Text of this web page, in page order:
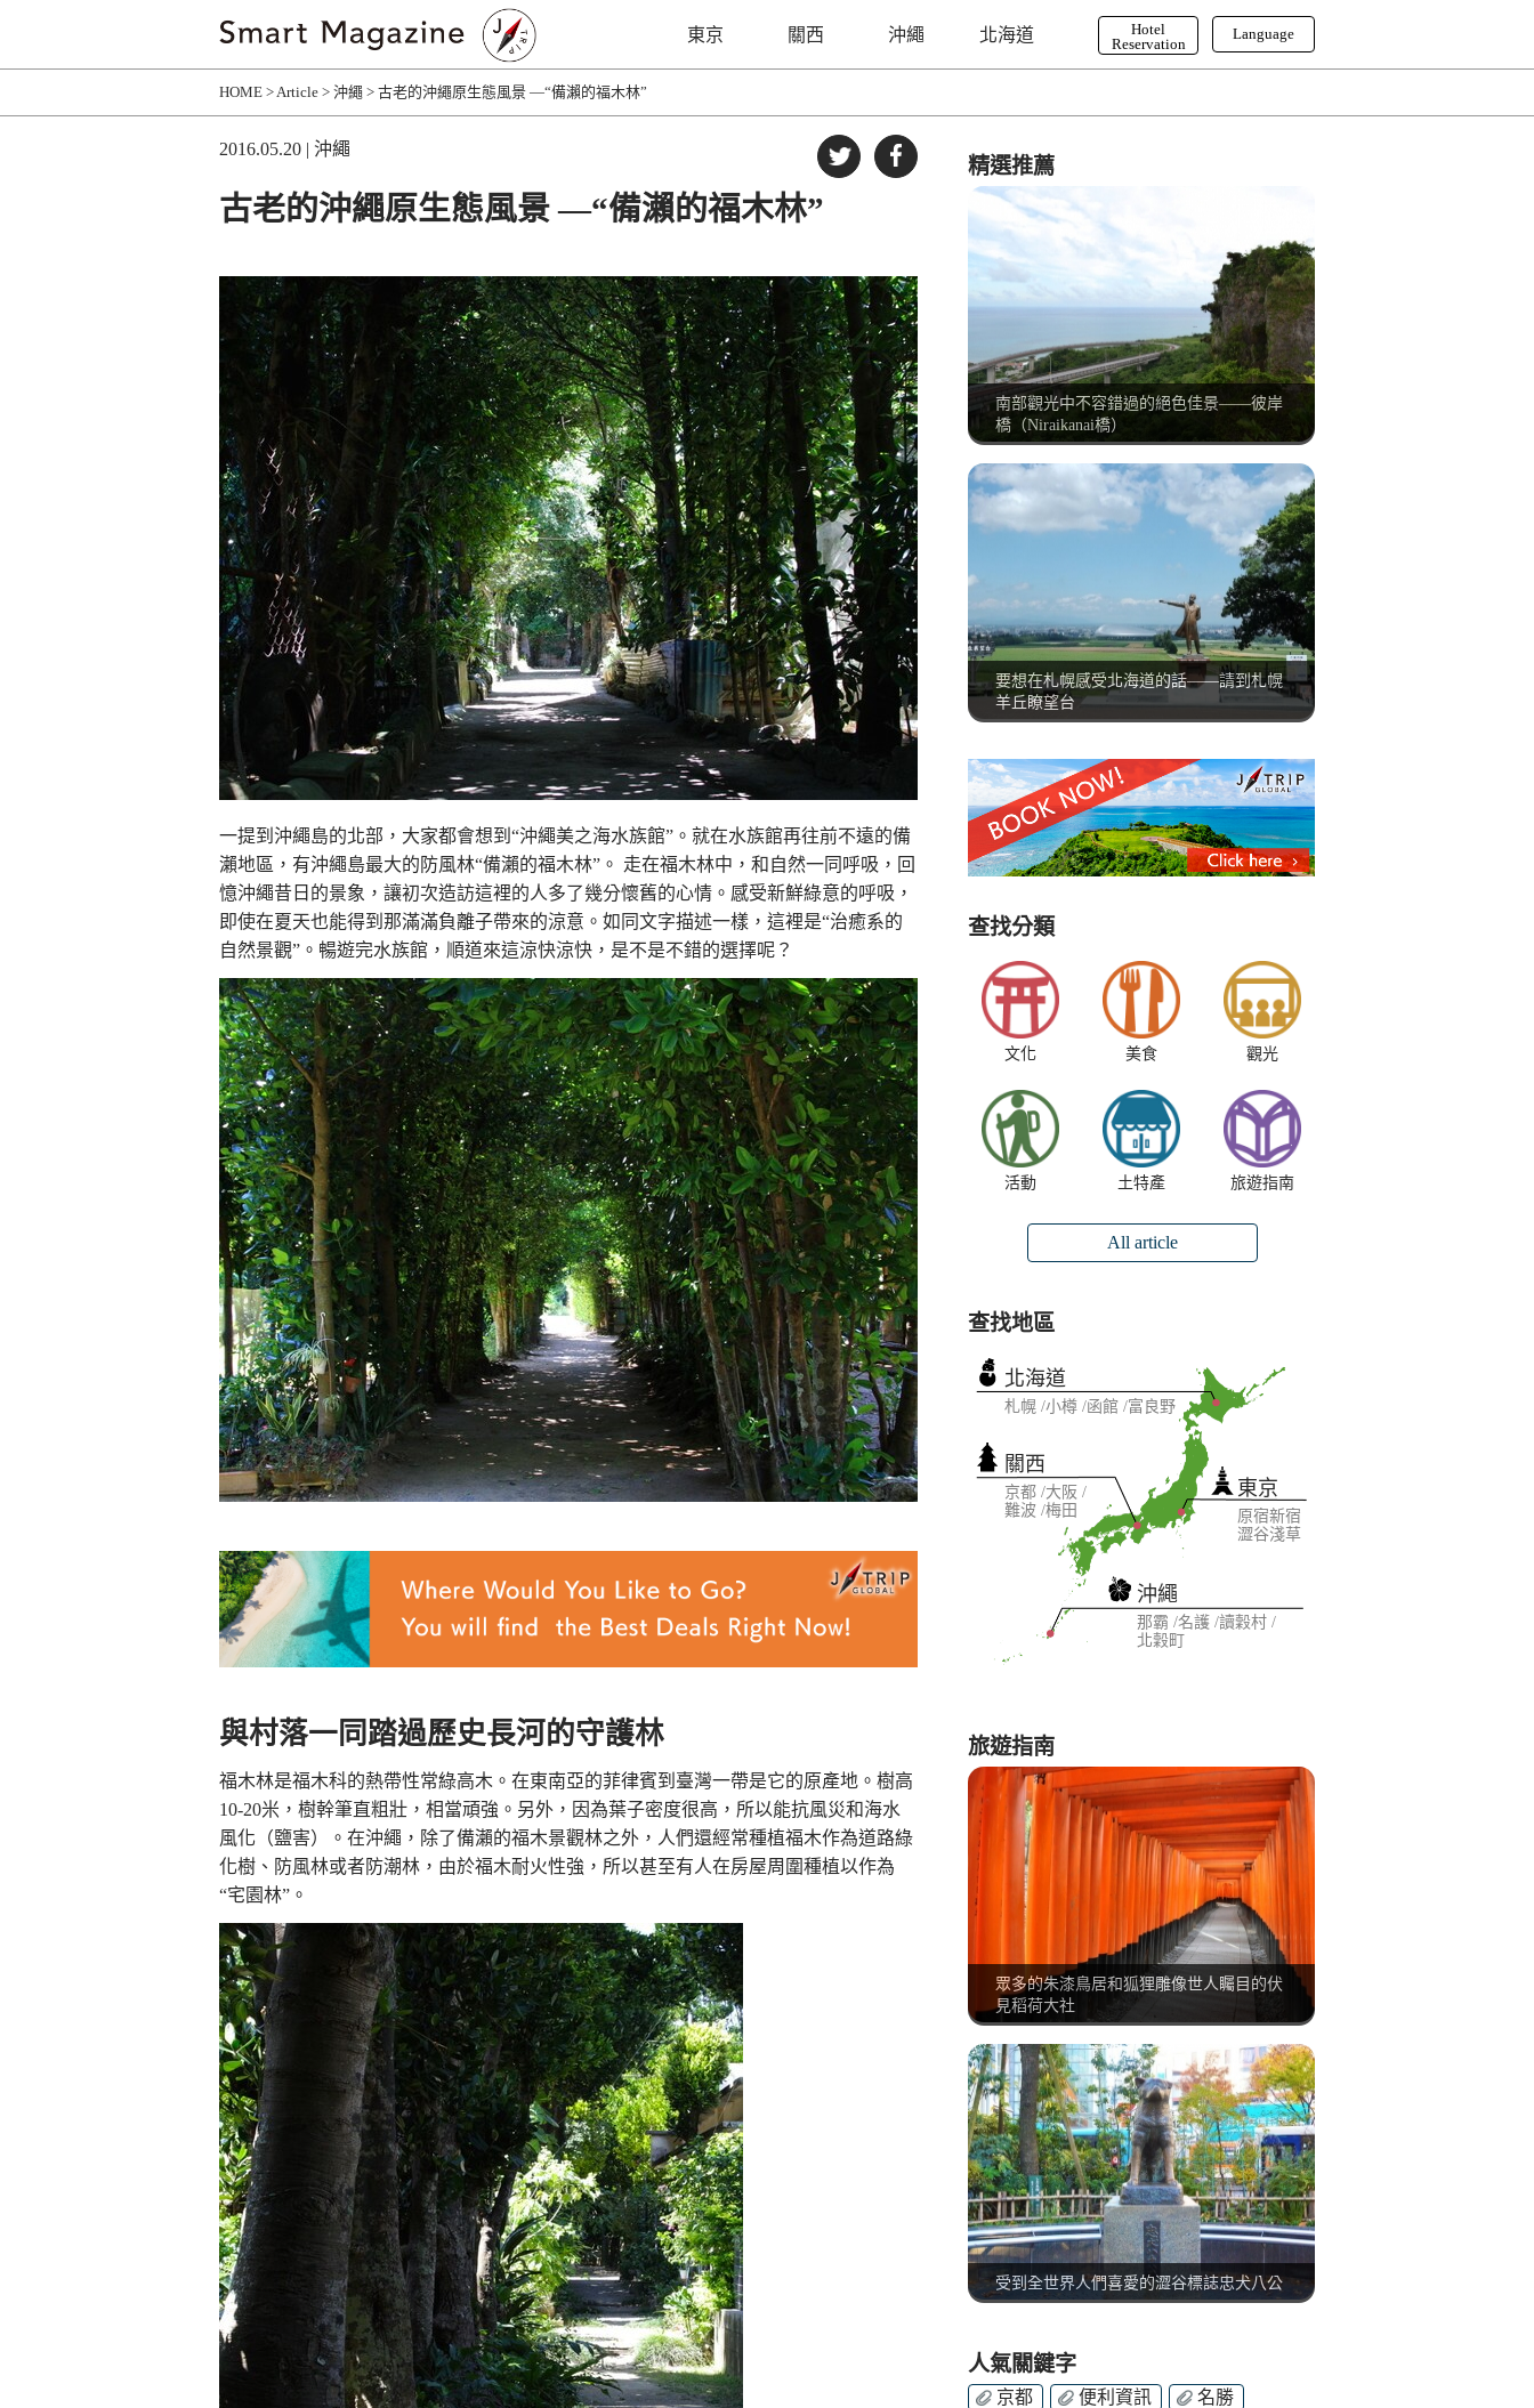
Language
English
Hotel
Reservation
東京 關西 沖繩 北海道
HOME Article 沖繩 古老的沖繩原生態風景 —“備瀨的福木林”
2016.05.20 | 沖繩
古老的沖繩原生態風景 —“備瀨的福木林”
一提到沖繩島的北部，大家都會想到“沖繩美之海水族館”。就在水族館再往前不遠的備
瀨地區，有沖繩島最大的防風林“備瀨的福木林”。 走在福木林中，和自然一同呼吸，回
憶沖繩昔日的景象，讓初次造訪這裡的人多了幾分懷舊的心情。感受新鮮綠意的呼吸，
即使在夏天也能得到那滿滿負離子帶來的涼意。如同文字描述一樣，這裡是“治癒系的
自然景觀”。暢遊完水族館，順道來這涼快涼快，是不是不錯的選擇呢？
與村落一同踏過歷史長河的守護林
福木林是福木科的熱帶性常綠高木。在東南亞的菲律賓到臺灣一帶是它的原產地。樹高
10-20米，樹幹筆直粗壯，相當頑強。另外，因為葉子密度很高，所以能抗風災和海水
風化（鹽害）。在沖繩，除了備瀨的福木景觀林之外，人們還經常種植福木作為道路綠
化樹、防風林或者防潮林，由於福木耐火性強，所以甚至有人在房屋周圍種植以作為
“宅園林”。
精選推薦
南部觀光中不容錯過的絕色佳景——彼岸
橋（Niraikanai橋）
要想在札幌感受北海道的話——請到札幌
羊丘瞭望台
查找分類
文化 美食 觀光
活動 土特產 旅遊指南
All article
查找地區
東京
原宿新宿
澀谷淺草
關西
京都 大阪
難波 梅田
沖繩
那霸 名護 讀穀村
北穀町
北海道
札幌 小樽 函館 富良野
旅遊指南
眾多的朱漆鳥居和狐狸雕像世人矚目的伏
見稻荷大社
受到全世界人們喜愛的澀谷標誌忠犬八公
人氣關鍵字
京都 便利資訊
名勝